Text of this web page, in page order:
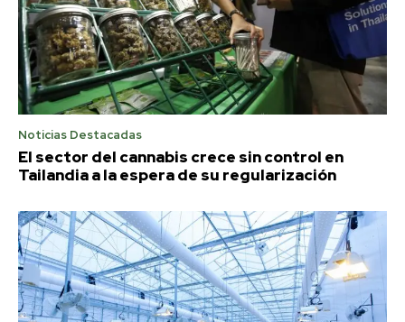
Noticias Destacadas
El sector del cannabis crece sin control en
Tailandia a la espera de su regularización